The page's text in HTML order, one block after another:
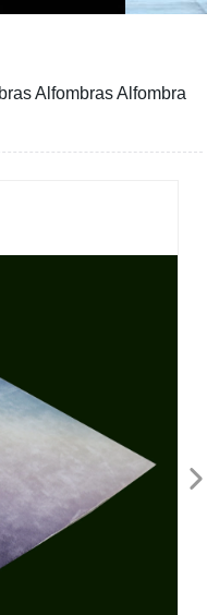
Alfombras Alfombra